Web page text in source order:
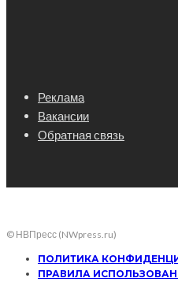
Реклама
Вакансии
Обратная связь
© НВПресс (NWpress.ru)
ПОЛИТИКА
ПРАВИЛА